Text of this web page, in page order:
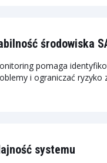
środowiska
pomaga
i ograniczać ryzyko
systemu